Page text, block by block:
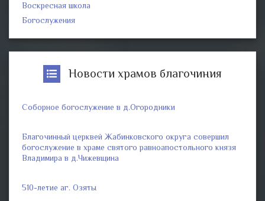
Воскресная школа
Богослужения
Новости храмов благочиния
Соборное богослужение в д.Огородники
Благочинный церквей Жабинковского округа совершил
богослужение в храме святого равноапостольного князя
Владимира в д.Чижевщина
510-летие аг. Озяты